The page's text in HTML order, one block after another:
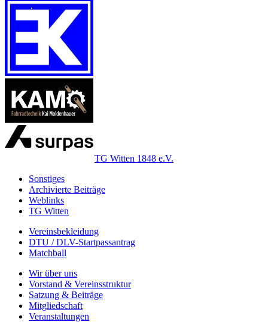
TG Witten 1848 e.V.
Sonstiges
Archivierte Beiträge
Weblinks
TG Witten
Vereinsbekleidung
DTU / DLV-Startpassantrag
Matchball
Wir über uns
Vorstand & Vereinsstruktur
Satzung & Beiträge
Mitgliedschaft
Veranstaltungen